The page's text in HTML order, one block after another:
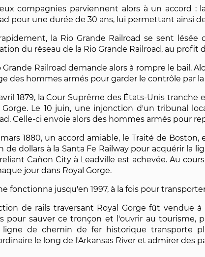
compagnies parviennent alors à un accord :
pour une durée de 30 ans, lui permettant ainsi
la Rio Grande Railroad se sent
du réseau de la Rio Grande Railroad, au profit
Grande Railroad demande alors à rompre le bail.
des hommes armés pour garder le contrôle par
avril 1879, la Cour Suprême des États-Unis
Gorge. Le 10 juin, une injonction d'un tribunal
Celle-ci envoie alors des hommes armés pour
mars 1880, un accord amiable, le Traité de
de dollars à la Santa Fe Railway pour acquérir la
Cañon City à Leadville est achevée. Au
jour dans Royal Gorge.
fonctionna jusqu'en 1997, à la fois pour
de rails traversant Royal Gorge fût vendue
pour sauver ce tronçon et l'ouvrir au tourisme,
de chemin de fer historique transporte
le long de l'Arkansas River et admirer des